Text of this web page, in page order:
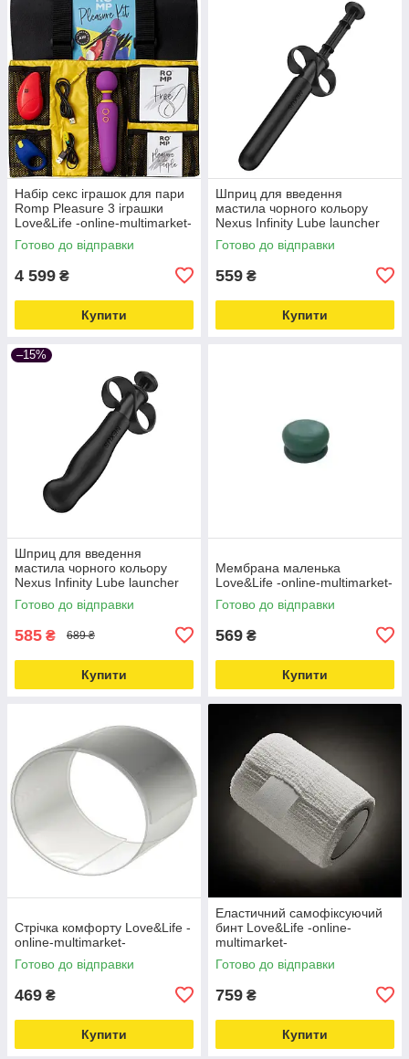
Набір секс іграшок для пари
Romp Pleasure 3 іграшки
Love&Life -online-multimarket-
Готово до відправки
4 599 ₴
Купити
Шприц для введення
мастила чорного кольору
Nexus Infinity Lube launcher
Classic Love&Life —online-
multimarket-
Готово до відправки
559 ₴
Купити
–15%
Шприц для введення
мастила чорного кольору
Nexus Infinity Lube launcher
Pro Love&Life —online-
multimarket-
Готово до відправки
585 ₴ 689 ₴
Купити
Мембрана маленька
Love&Life -online-multimarket-
Готово до відправки
569 ₴
Купити
Стрічка комфорту Love&Life -
online-multimarket-
Готово до відправки
469 ₴
Купити
Еластичний самофіксуючий
бинт Love&Life -online-
multimarket-
Готово до відправки
759 ₴
Купити